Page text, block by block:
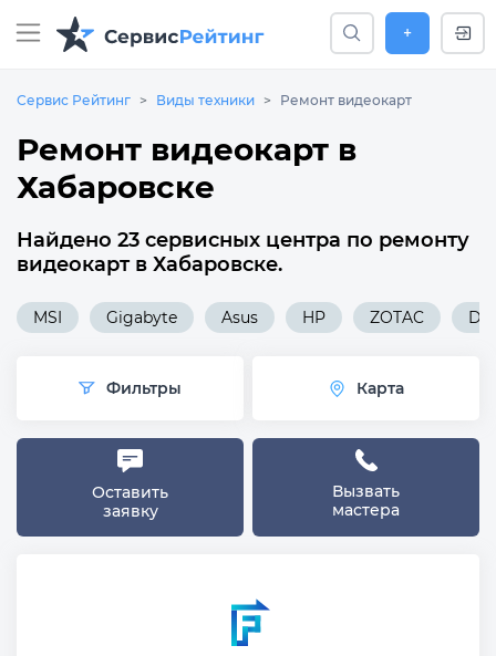
+
Сервис Рейтинг Виды техники Ремонт видеокарт
Ремонт видеокарт в
Хабаровске
Найдено 23 сервисных центра по ремонту
видеокарт в Хабаровске.
MSI Gigabyte Asus HP ZOTAC
Фильтры Карта
Оставить
заявку
Вызвать
мастера